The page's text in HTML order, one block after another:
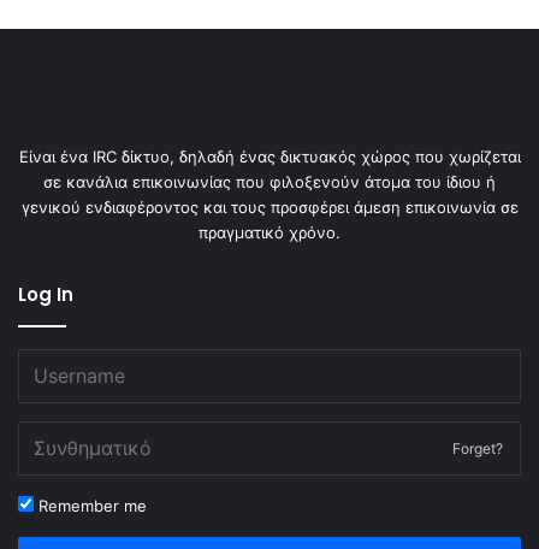
Είναι ένα IRC δίκτυο, δηλαδή ένας δικτυακός χώρος που χωρίζεται
σε κανάλια επικοινωνίας που φιλοξενούν άτομα του ίδιου ή
γενικού ενδιαφέροντος και τους προσφέρει άμεση επικοινωνία σε
πραγματικό χρόνο.
Log In
Forget?
Remember me